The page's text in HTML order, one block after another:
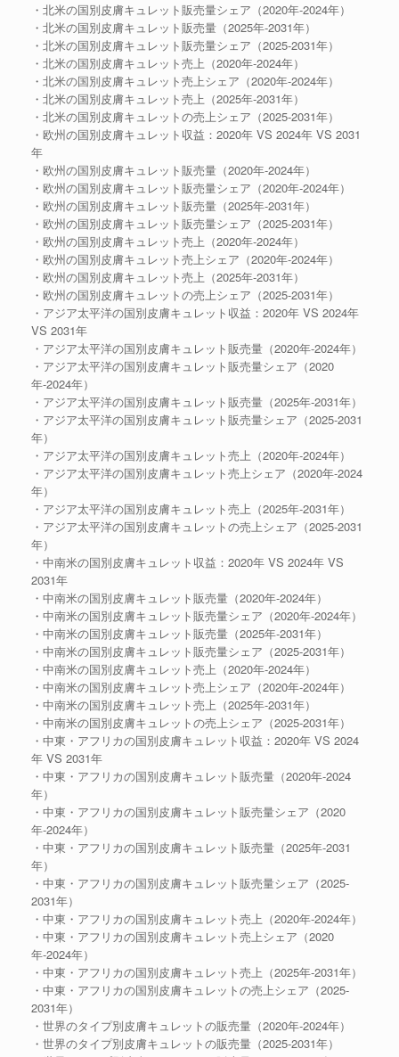
・北米の国別皮膚キュレット販売量シェア（2020年-2024年）
・北米の国別皮膚キュレット販売量（2025年-2031年）
・北米の国別皮膚キュレット販売量シェア（2025-2031年）
・北米の国別皮膚キュレット売上（2020年-2024年）
・北米の国別皮膚キュレット売上シェア（2020年-2024年）
・北米の国別皮膚キュレット売上（2025年-2031年）
・北米の国別皮膚キュレットの売上シェア（2025-2031年）
・欧州の国別皮膚キュレット収益：2020年 VS 2024年 VS 2031
年
・欧州の国別皮膚キュレット販売量（2020年-2024年）
・欧州の国別皮膚キュレット販売量シェア（2020年-2024年）
・欧州の国別皮膚キュレット販売量（2025年-2031年）
・欧州の国別皮膚キュレット販売量シェア（2025-2031年）
・欧州の国別皮膚キュレット売上（2020年-2024年）
・欧州の国別皮膚キュレット売上シェア（2020年-2024年）
・欧州の国別皮膚キュレット売上（2025年-2031年）
・欧州の国別皮膚キュレットの売上シェア（2025-2031年）
・アジア太平洋の国別皮膚キュレット収益：2020年 VS 2024年
VS 2031年
・アジア太平洋の国別皮膚キュレット販売量（2020年-2024年）
・アジア太平洋の国別皮膚キュレット販売量シェア（2020
年-2024年）
・アジア太平洋の国別皮膚キュレット販売量（2025年-2031年）
・アジア太平洋の国別皮膚キュレット販売量シェア（2025-2031
年）
・アジア太平洋の国別皮膚キュレット売上（2020年-2024年）
・アジア太平洋の国別皮膚キュレット売上シェア（2020年-2024
年）
・アジア太平洋の国別皮膚キュレット売上（2025年-2031年）
・アジア太平洋の国別皮膚キュレットの売上シェア（2025-2031
年）
・中南米の国別皮膚キュレット収益：2020年 VS 2024年 VS
2031年
・中南米の国別皮膚キュレット販売量（2020年-2024年）
・中南米の国別皮膚キュレット販売量シェア（2020年-2024年）
・中南米の国別皮膚キュレット販売量（2025年-2031年）
・中南米の国別皮膚キュレット販売量シェア（2025-2031年）
・中南米の国別皮膚キュレット売上（2020年-2024年）
・中南米の国別皮膚キュレット売上シェア（2020年-2024年）
・中南米の国別皮膚キュレット売上（2025年-2031年）
・中南米の国別皮膚キュレットの売上シェア（2025-2031年）
・中東・アフリカの国別皮膚キュレット収益：2020年 VS 2024
年 VS 2031年
・中東・アフリカの国別皮膚キュレット販売量（2020年-2024
年）
・中東・アフリカの国別皮膚キュレット販売量シェア（2020
年-2024年）
・中東・アフリカの国別皮膚キュレット販売量（2025年-2031
年）
・中東・アフリカの国別皮膚キュレット販売量シェア（2025-
2031年）
・中東・アフリカの国別皮膚キュレット売上（2020年-2024年）
・中東・アフリカの国別皮膚キュレット売上シェア（2020
年-2024年）
・中東・アフリカの国別皮膚キュレット売上（2025年-2031年）
・中東・アフリカの国別皮膚キュレットの売上シェア（2025-
2031年）
・世界のタイプ別皮膚キュレットの販売量（2020年-2024年）
・世界のタイプ別皮膚キュレットの販売量（2025-2031年）